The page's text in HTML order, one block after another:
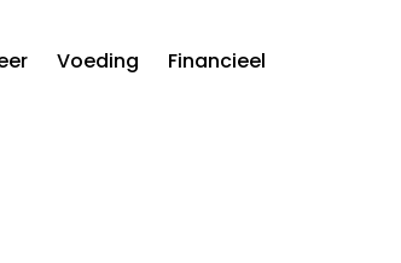
Voeding Financieel